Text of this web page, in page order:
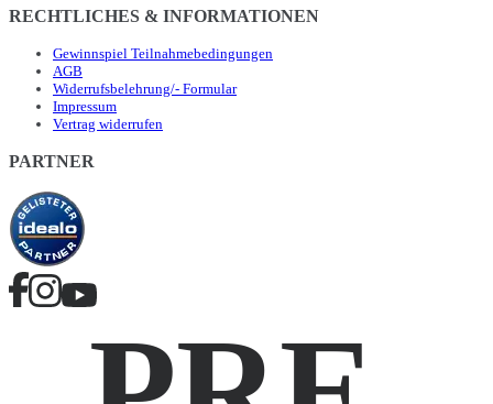
RECHTLICHES & INFORMATIONEN
Gewinnspiel Teilnahmebedingungen
AGB
Widerrufsbelehrung/- Formular
Impressum
Vertrag widerrufen
PARTNER